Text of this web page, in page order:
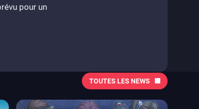
pour un
TOUTES LES NEWS